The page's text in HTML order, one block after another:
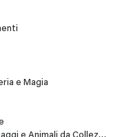
e Magia
e Animali da Collezione